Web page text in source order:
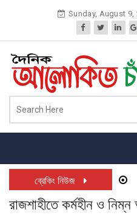
Sunday, August 9,
ব্রেকিং নিউজ
রাজশাহীতে কর্মহীন ও